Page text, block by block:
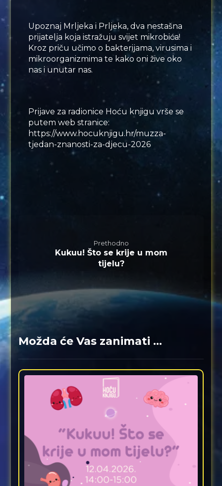
Upoznaj Mrljeka i Prljeka, dva nestašna
prijatelja koja istražuju svijet mikrobića!
Kroz priču učimo o bakterijama, virusima i
mikroorganizmima te kako oni žive oko
nas i unutar nas.
Prijave za radionice Hoću knjigu vrše se
putem web stranice:
https://www.hocuknjigu.hr/muzza-
tjedan-znanosti-za-djecu-2026
Prethodno
Kukuu! Što se krije u mom
tijelu?
Možda će Vas zanimati ...